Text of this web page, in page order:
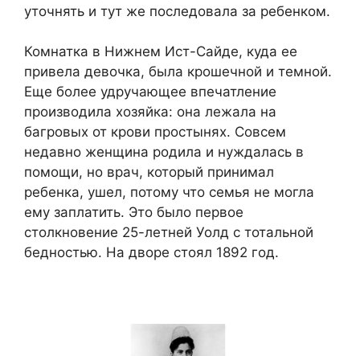
уточнять и тут же последовала за ребенком.
Комнатка в Нижнем Ист-Сайде, куда ее
привела девочка, была крошечной и темной.
Еще более удручающее впечатление
производила хозяйка: она лежала на
багровых от крови простынях. Совсем
недавно женщина родила и нуждалась в
помощи, но врач, который принимал
ребенка, ушел, потому что семья не могла
ему заплатить. Это было первое
столкновение 25-летней Уолд с тотальной
бедностью. На дворе стоял 1892 год.